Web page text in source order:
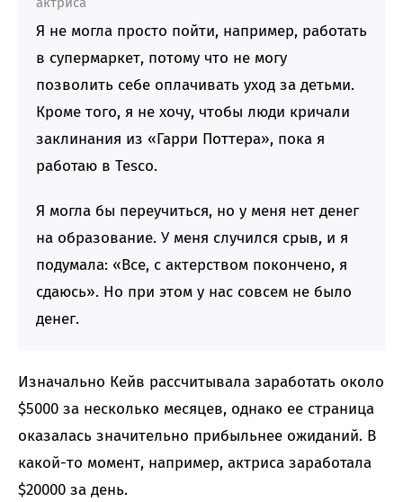
Я не могла просто пойти, например, работать
в супермаркет, потому что не могу
позволить себе оплачивать уход за детьми.
Кроме того, я не хочу, чтобы люди кричали
заклинания из «Гарри Поттера», пока я
работаю в Tesco.
Я могла бы переучиться, но у меня нет денег
на образование. У меня случился срыв, и я
подумала: «Все, с актерством покончено, я
сдаюсь». Но при этом у нас совсем не было
денег.
Изначально Кейв рассчитывала заработать около
$5000 за несколько месяцев, однако ее страница
оказалась значительно прибыльнее ожиданий. В
какой-то момент, например, актриса заработала
$20000 за день.